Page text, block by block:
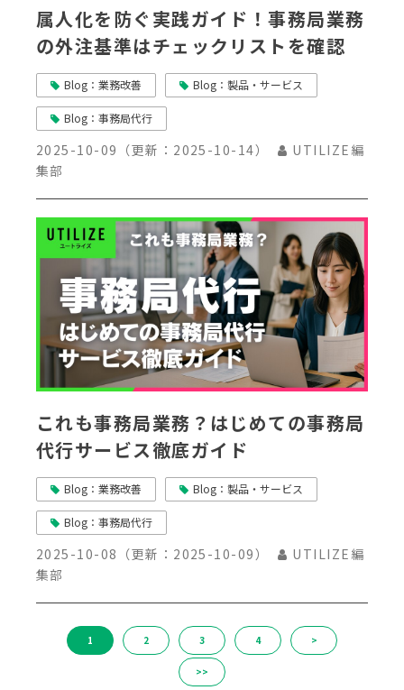
属人化を防ぐ実践ガイド！事務局業務
の外注基準はチェックリストを確認
Blog：業務改善 Blog：製品・サービス
Blog：事務局代行
2025-10-09 （更新： 2025-10-14）
UTILIZE編
集部
これも事務局業務？はじめての事務局
代行サービス徹底ガイド
Blog：業務改善 Blog：製品・サービス
Blog：事務局代行
2025-10-08 （更新： 2025-10-09）
UTILIZE編
集部
1 2 3 4 >
>>